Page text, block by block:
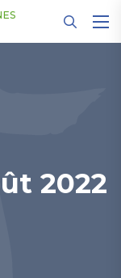
2022